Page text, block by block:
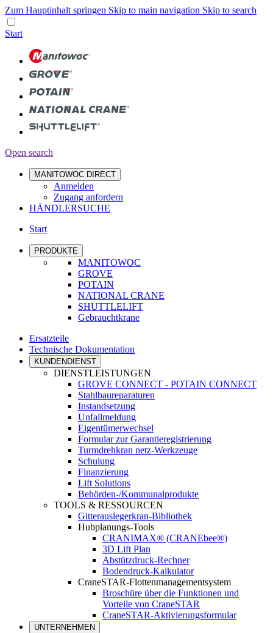
Zum Hauptinhalt springen Skip to main navigation Skip to search
Start
Open search
MANITOWOC DIRECT
Anmelden
Zugang anfordern
HÄNDLERSUCHE
Start
PRODUKTE
MANITOWOC
GROVE
POTAIN
NATIONAL CRANE
SHUTTLELIFT
Gebrauchtkrane
Ersatzteile
Technische Dokumentation
KUNDENDIENST
DIENSTLEISTUNGEN
GROVE CONNECT - POTAIN CONNECT
Stahlbaureparaturen
Instandsetzung
Unfallmeldung
Eigentümerwechsel
Formular zur Garantieregistrierung
Turmdrehkran netz-Werkzeuge
Schulung
Finanzierung
Lift Solutions
Behörden-/Kommunalprodukte
TOOLS & RESSOURCEN
Gitterauslegerkran-Bibliothek
Hubplanungs-Tools
CRANIMAX® (CRANEbee®)
3D Lift Plan
Abstützdruck-Rechner
Bodendruck-Kalkulator
CraneSTAR-Flottenmanagementsystem
Broschüre über die Funktionen und
Vorteile von CraneSTAR
CraneSTAR-Aktivierungsformular
UNTERNEHMEN